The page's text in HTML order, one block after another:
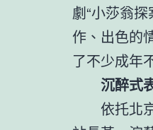
劇“小莎翁
作、出色的
了不少成年
沉醉式
依托北